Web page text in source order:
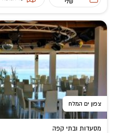
צפון ים המלח
מסעדות ובתי קפה